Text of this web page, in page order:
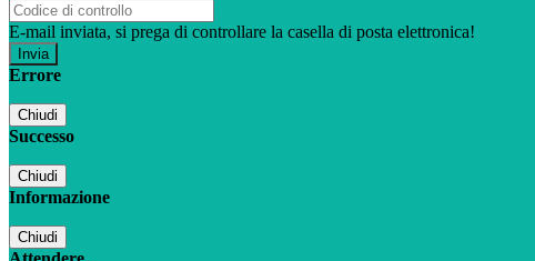
E-mail inviata, si prega di controllare la casella di posta elettronica!
Errore
Chiudi
Successo
Chiudi
Informazione
Chiudi